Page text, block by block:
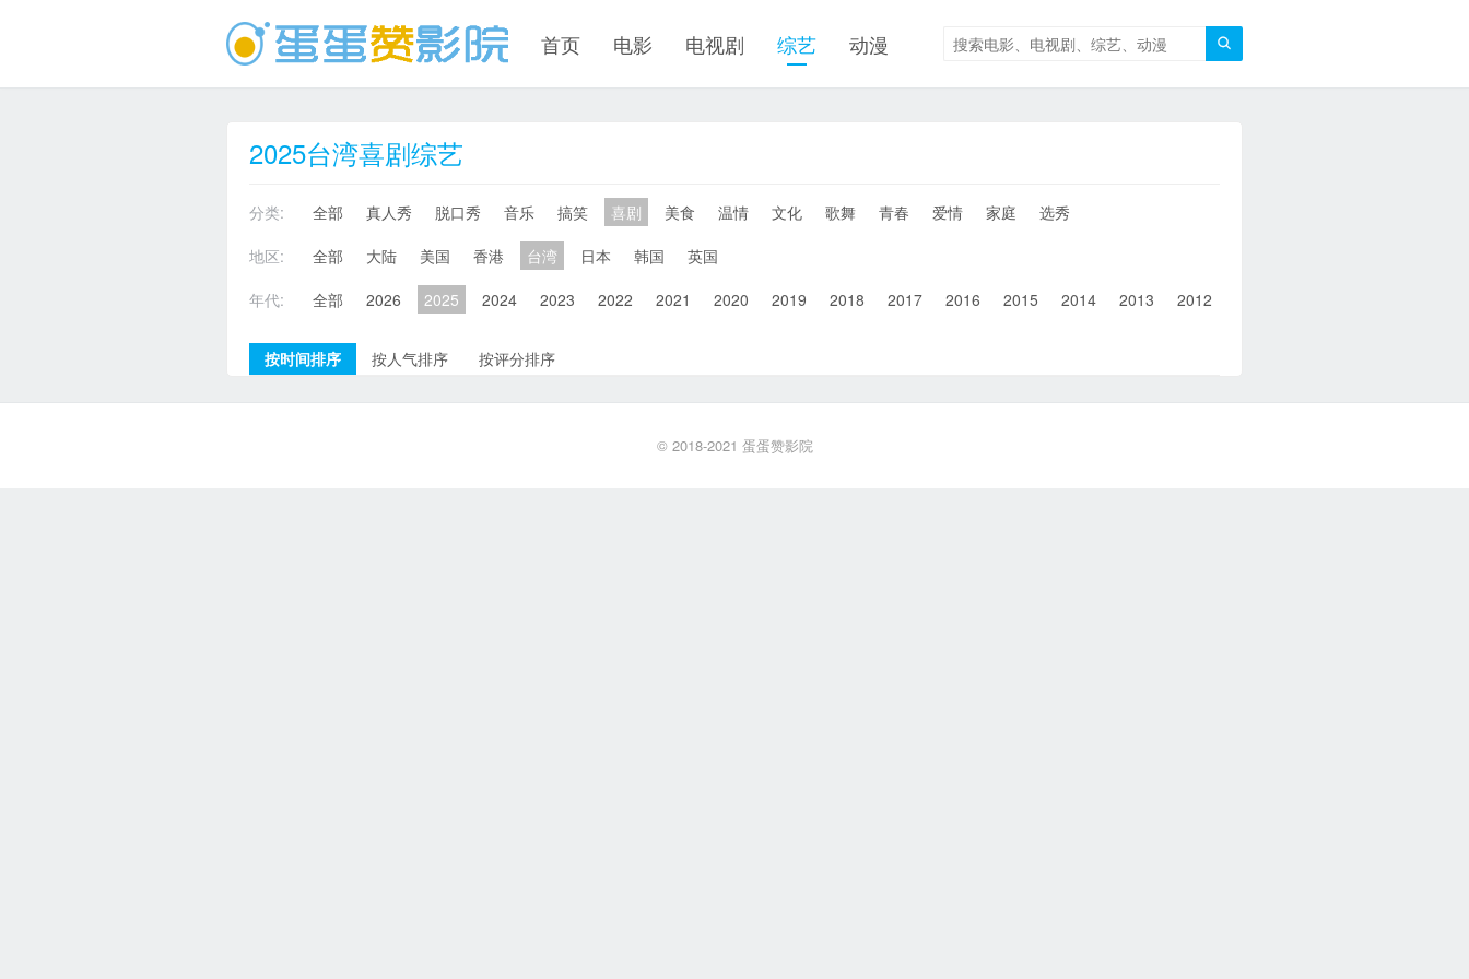

首页 电影 电视剧 综艺 动漫
2025台湾喜剧综艺
分类: 全部 真人秀 脱口秀 音乐 搞笑 喜剧 美食 温情 文化 歌舞 青春 爱情 家庭
选秀
地区:
全部 大陆 美国 香港 台湾 日本 韩国
英国
年代:
全部 2026 2025 2024 2023 2022 2021 2020 2019 2018 2017 2016 2015 2014 2013 2012
按时间排序 按人气排序 按评分排序
© 2018-2021 蛋蛋赞影院